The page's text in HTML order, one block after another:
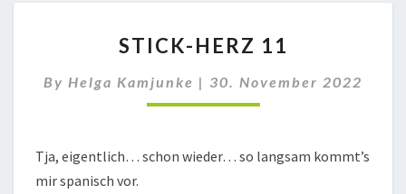
HERZ
STICK-HERZ 11
By Helga Kamjunke | 30. November 2022
Tja, eigentlich… schon wieder… so langsam kommt’s
mir spanisch vor.